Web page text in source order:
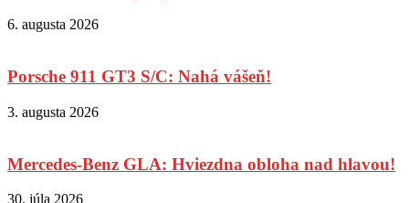
6. augusta 2026
Porsche 911 GT3 S/C: Nahá vášeň!
3. augusta 2026
Mercedes-Benz GLA: Hviezdna obloha nad hlavou!
30. júla 2026